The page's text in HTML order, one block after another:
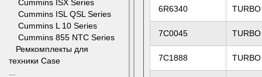
6R6340
7C0045
7C1888
Cummins ISX Series
Cummins ISL QSL Series
Cummins L 10 Series
Cummins 855 NTC Series
Ремкомплекты для
техники Case